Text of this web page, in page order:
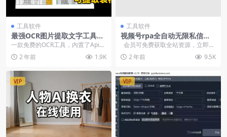
工具软件
最强OCR图片提取文字工具支
持图片提取表格手写体识别等
一款免费的OCR工具，内置了Api可
以免费使用，软件可以一键提取表
格、图片内的文...
2 年前 1.9K
工具软件
视频号rpa全自动无限私信评
论截流脚本【安卓版本】
会员可免费获取全站资源，立即开
通会员
2 年前 9.5K
VIP VIP